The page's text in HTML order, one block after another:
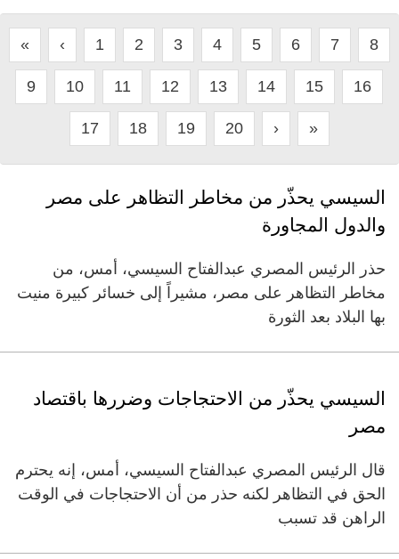
« ‹ 1 2 3 4 5 6 7 8
9 10 11 12 13 14 15 16
17 18 19 20 › »
السيسي يحذّر من مخاطر التظاهر على مصر
والدول المجاورة
حذر الرئيس المصري عبدالفتاح السيسي، أمس، من
مخاطر التظاهر على مصر، مشيراً إلى خسائر كبيرة منيت
بها البلاد بعد الثورة
السيسي يحذّر من الاحتجاجات وضررها باقتصاد
مصر
قال الرئيس المصري عبدالفتاح السيسي، أمس، إنه يحترم
الحق في التظاهر لكنه حذر من أن الاحتجاجات في الوقت
الراهن قد تسبب